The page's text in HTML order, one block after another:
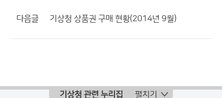
다음글 기상청 상품권 구매 현황(2014년 9월)
기상청 관련 누리집 펼치기